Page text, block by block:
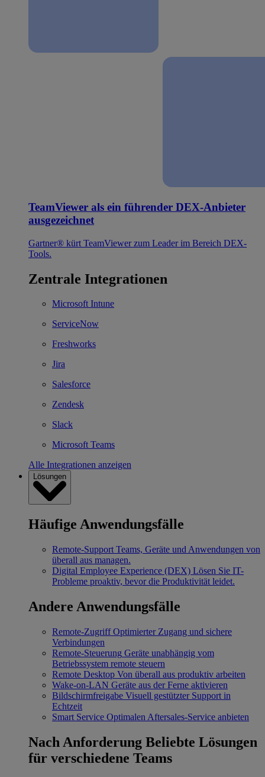
TeamViewer als ein führender DEX-Anbieter
ausgezeichnet
Gartner® kürt TeamViewer zum Leader im Bereich DEX-
Tools.
Zentrale Integrationen
Microsoft Intune
ServiceNow
Freshworks
Jira
Salesforce
Zendesk
Slack
Microsoft Teams
Alle Integrationen anzeigen
Lösungen
Häufige Anwendungsfälle
Remote-Support Teams, Geräte und Anwendungen von
überall aus managen.
Digital Employee Experience (DEX) Lösen Sie IT-
Probleme proaktiv, bevor die Produktivität leidet.
Andere Anwendungsfälle
Remote-Zugriff Optimierter Zugang und sichere
Verbindungen
Remote-Steuerung Geräte unabhängig vom
Betriebssystem remote steuern
Remote Desktop Von überall aus produktiv arbeiten
Wake-on-LAN Geräte aus der Ferne aktivieren
Bildschirmfreigabe Visuell gestützter Support in
Echtzeit
Smart Service Optimalen Aftersales-Service anbieten
Nach Anforderung Beliebte Lösungen
für verschiedene Teams